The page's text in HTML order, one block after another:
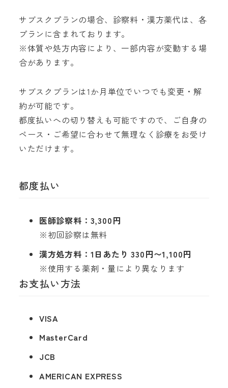
サブスクプランの場合、診察料・漢方薬代は、各
プランに含まれております。
※体質や処方内容により、一部内容が変動する場
合があります。
サブスクプランは1か月単位でいつでも変更・解
約が可能です。
都度払いへの切り替えも可能ですので、ご自身の
ペース・ご希望に合わせて無理なく診療をお受け
いただけます。
都度払い
医師診察料：3,300円
※初回診察は無料
漢方処方料：1日あたり 330円〜1,100円
※使用する薬剤・量により異なります
お支払い方法
VISA
MasterCard
JCB
AMERICAN EXPRESS